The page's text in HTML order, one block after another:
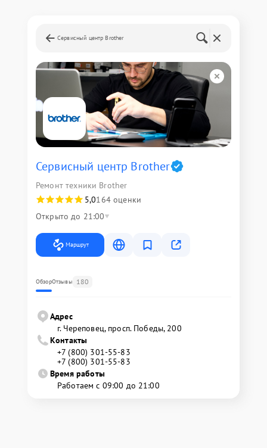
Сервисный центр Brother
Сервисный центр Brother
Ремонт техники Brother
5,0164 оценки
Открыто до 21:00
Маршрут
ОбзорОтзывы 180
Адрес
г. Череповец, просп. Победы, 200
Контакты
+7 (800) 301-55-83
+7 (800) 301-55-83
Время работы
Работаем с 09:00 до 21:00